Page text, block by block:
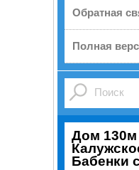
Обратная
Полная
Дом 130м
Бабенки